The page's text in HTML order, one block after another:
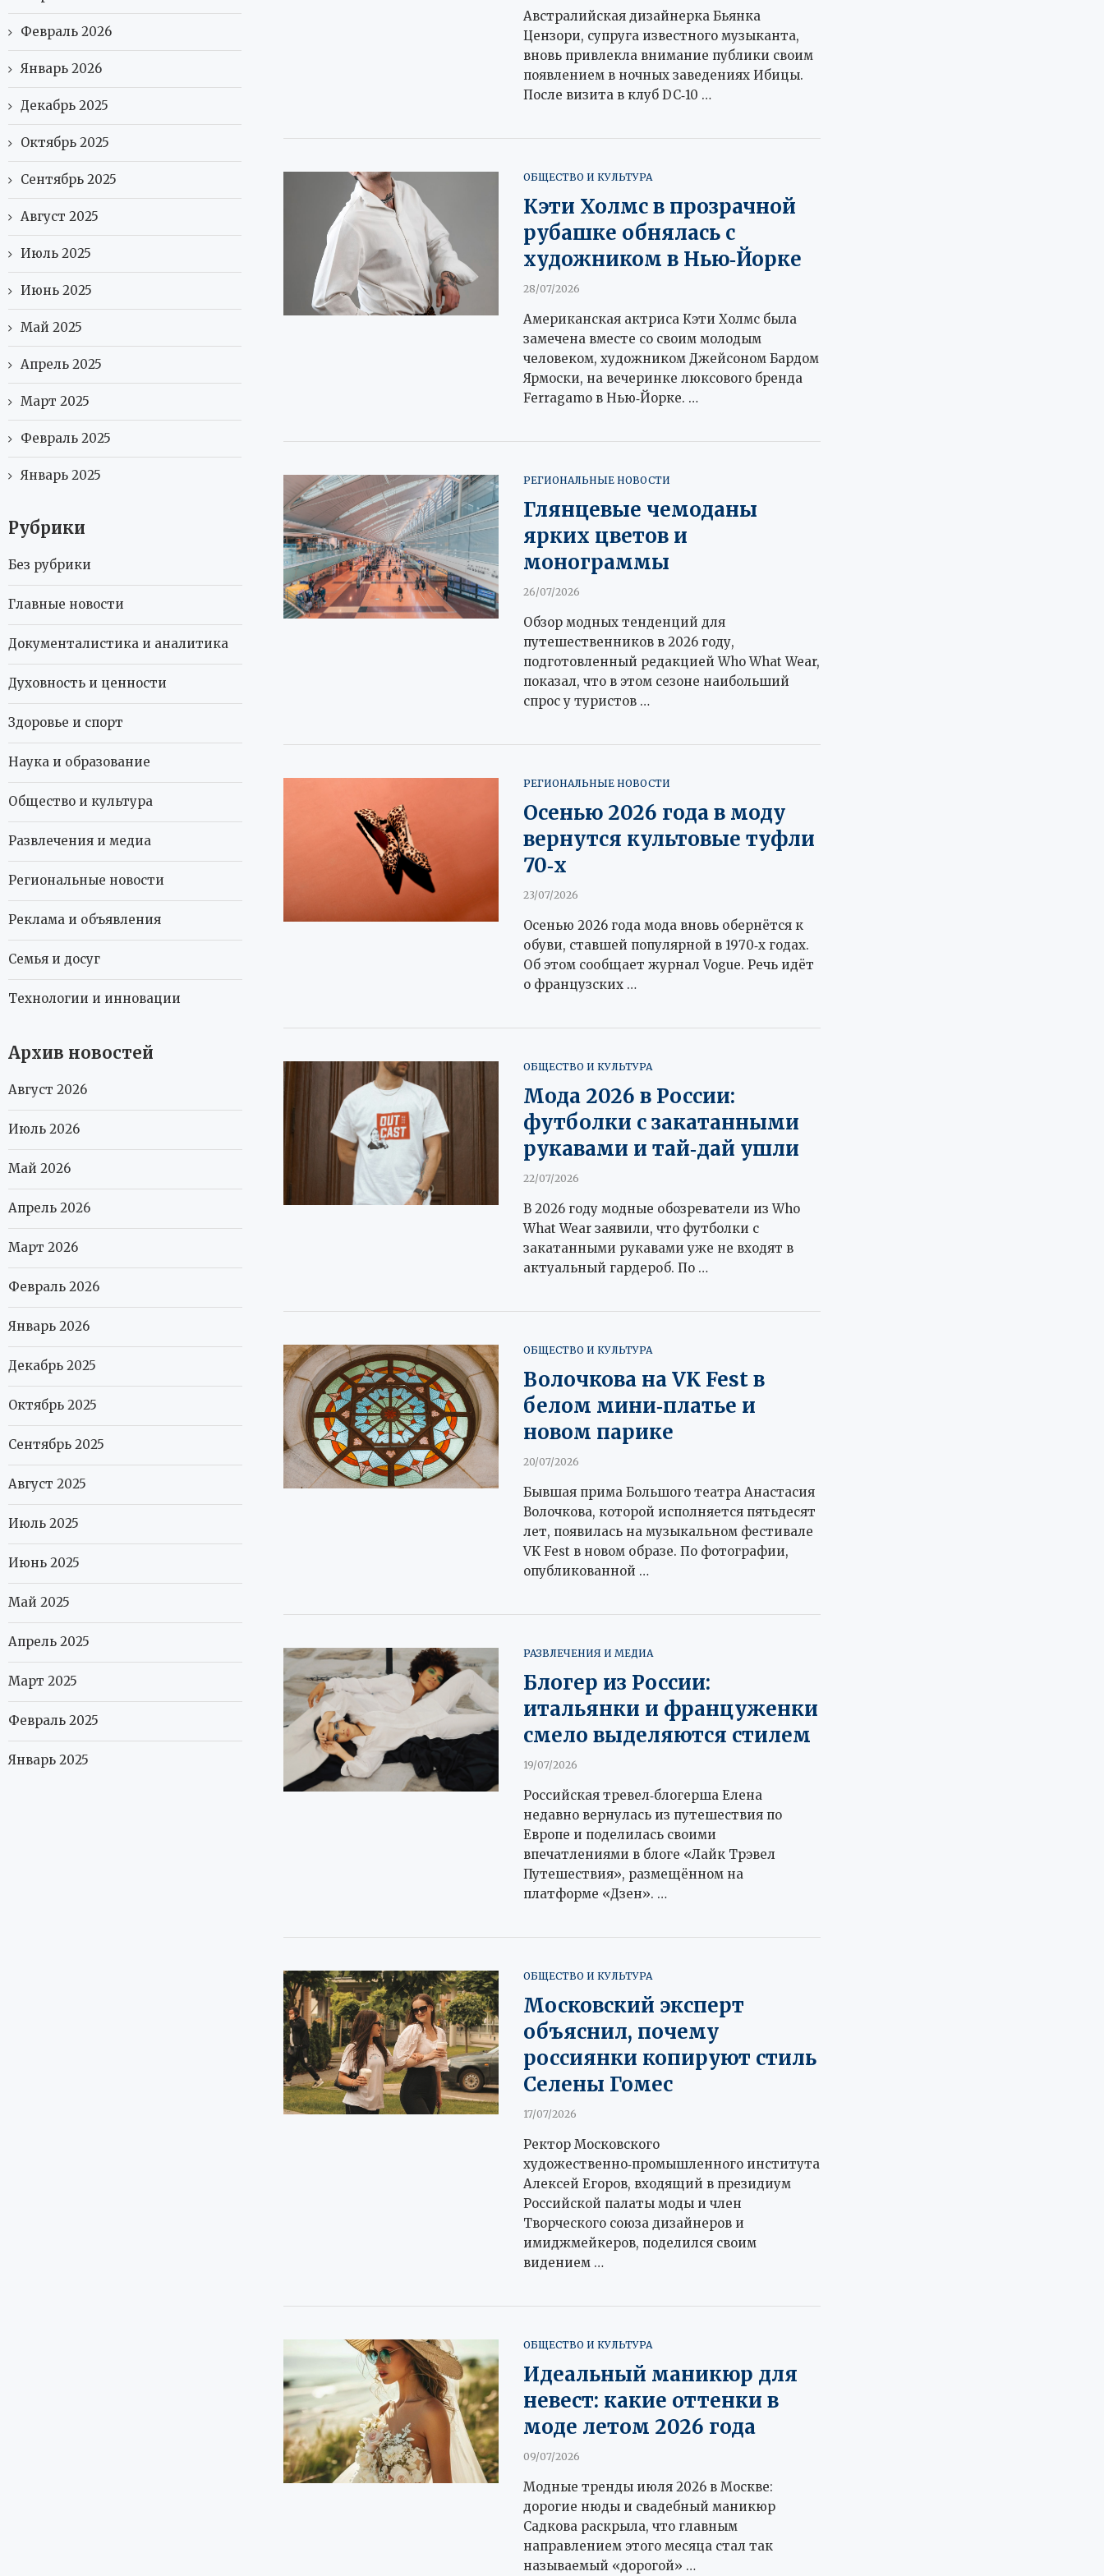
Австралийская дизайнерка Бьянка
Цензори, супруга известного музыканта,
вновь привлекла внимание публики своим
появлением в ночных заведениях Ибицы.
После визита в клуб DC‑10 …
ОБЩЕСТВО И КУЛЬТУРА
Кэти Холмс в прозрачной
рубашке обнялась с
художником в Нью‑Йорке
28/07/2026
Американская актриса Кэти Холмс была
замечена вместе со своим молодым
человеком, художником Джейсоном Бардом
Ярмоски, на вечеринке люксового бренда
Ferragamo в Нью‑Йорке. …
РЕГИОНАЛЬНЫЕ НОВОСТИ
Глянцевые чемоданы
ярких цветов и
монограммы
26/07/2026
Обзор модных тенденций для
путешественников в 2026 году,
подготовленный редакцией Who What Wear,
показал, что в этом сезоне наибольший
спрос у туристов …
РЕГИОНАЛЬНЫЕ НОВОСТИ
Осенью 2026 года в моду
вернутся культовые туфли
70‑х
23/07/2026
Осенью 2026 года мода вновь обернётся к
обуви, ставшей популярной в 1970‑х годах.
Об этом сообщает журнал Vogue. Речь идёт
о французских …
ОБЩЕСТВО И КУЛЬТУРА
Мода 2026 в России:
футболки с закатанными
рукавами и тай‑дай ушли
22/07/2026
В 2026 году модные обозреватели из Who
What Wear заявили, что футболки с
закатанными рукавами уже не входят в
актуальный гардероб. По …
ОБЩЕСТВО И КУЛЬТУРА
Волочкова на VK Fest в
белом мини‑платье и
новом парике
20/07/2026
Бывшая прима Большого театра Анастасия
Волочкова, которой исполняется пятьдесят
лет, появилась на музыкальном фестивале
VK Fest в новом образе. По фотографии,
опубликованной …
РАЗВЛЕЧЕНИЯ И МЕДИА
Блогер из России:
итальянки и француженки
смело выделяются стилем
19/07/2026
Российская тревел‑блогерша Елена
недавно вернулась из путешествия по
Европе и поделилась своими
впечатлениями в блоге «Лайк Трэвел
Путешествия», размещённом на
платформе «Дзен». …
ОБЩЕСТВО И КУЛЬТУРА
Московский эксперт
объяснил, почему
россиянки копируют стиль
Селены Гомес
17/07/2026
Ректор Московского
художественно‑промышленного института
Алексей Егоров, входящий в президиум
Российской палаты моды и член
Творческого союза дизайнеров и
имиджмейкеров, поделился своим
видением …
ОБЩЕСТВО И КУЛЬТУРА
Идеальный маникюр для
невест: какие оттенки в
моде летом 2026 года
09/07/2026
Модные тренды июля 2026 в Москве:
дорогие нюды и свадебный маникюр
Садкова раскрыла, что главным
направлением этого месяца стал так
называемый «дорогой» …
Февраль 2026
Январь 2026
Декабрь 2025
Октябрь 2025
Сентябрь 2025
Август 2025
Июль 2025
Июнь 2025
Май 2025
Апрель 2025
Март 2025
Февраль 2025
Январь 2025
Рубрики
Без рубрики
Главные новости
Документалистика и аналитика
Духовность и ценности
Здоровье и спорт
Наука и образование
Общество и культура
Развлечения и медиа
Региональные новости
Реклама и объявления
Семья и досуг
Технологии и инновации
Архив новостей
Август 2026
Июль 2026
Май 2026
Апрель 2026
Март 2026
Февраль 2026
Январь 2026
Декабрь 2025
Октябрь 2025
Сентябрь 2025
Август 2025
Июль 2025
Июнь 2025
Май 2025
Апрель 2025
Март 2025
Февраль 2025
Январь 2025